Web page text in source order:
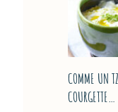
COMME UN
COURGETTE…